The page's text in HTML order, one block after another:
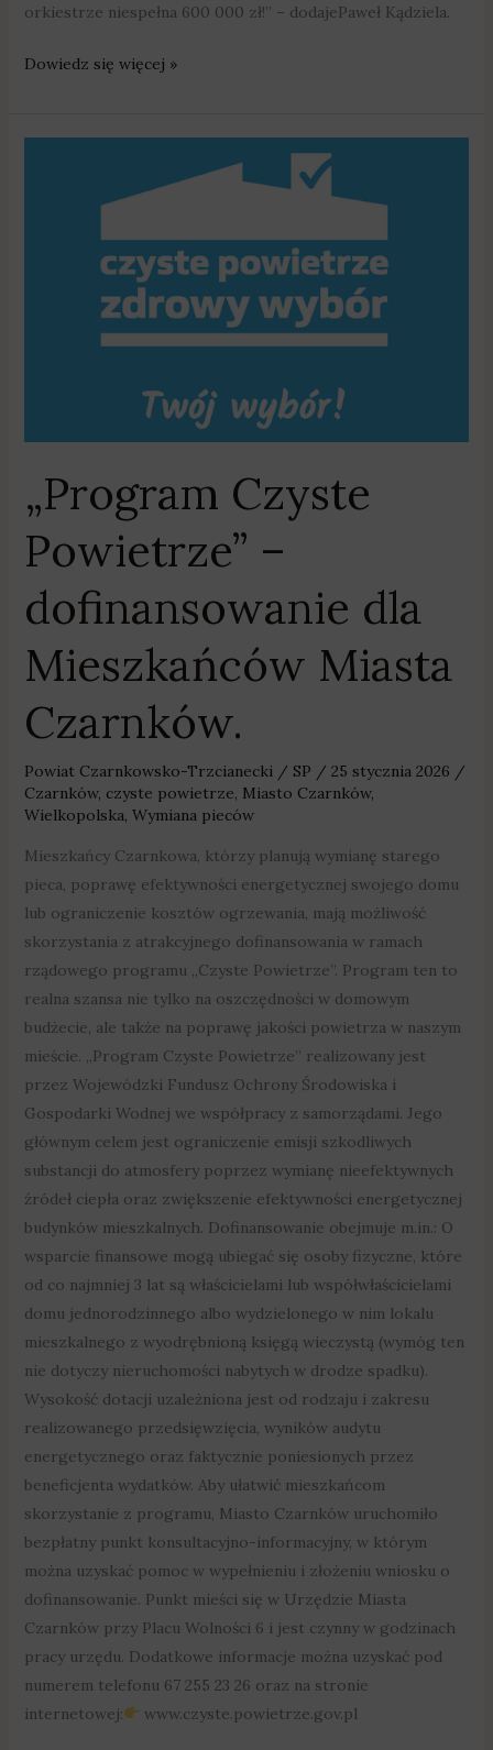
orkiestrze niespełna 600 000 zł!” – dodajePaweł Kądziela.
Dowiedz się więcej »
„Program Czyste
Powietrze” –
dofinansowanie dla
Mieszkańców Miasta
Czarnków.
Powiat Czarnkowsko-Trzcianecki / SP / 25 stycznia 2026 /
Czarnków, czyste powietrze Miasto Czarnków,
Wielkopolska Wymiana pieców
Mieszkańcy Czarnkowa, którzy planują wymianę starego
pieca, poprawę efektywności energetycznej swojego domu
lub ograniczenie kosztów ogrzewania, mają możliwość
skorzystania z atrakcyjnego dofinansowania w ramach
rządowego programu „Czyste Powietrze”. Program ten to
realna szansa nie tylko na oszczędności w domowym
budżecie, ale także na poprawę jakości powietrza w naszym
mieście. „Program Czyste Powietrze” realizowany jest
przez Wojewódzki Fundusz Ochrony Środowiska i
Gospodarki Wodnej we współpracy z samorządami. Jego
głównym celem jest ograniczenie emisji szkodliwych
substancji do atmosfery poprzez wymianę nieefektywnych
źródeł ciepła oraz zwiększenie efektywności energetycznej
budynków mieszkalnych. Dofinansowanie obejmuje m.in.: O
wsparcie finansowe mogą ubiegać się osoby fizyczne, które
od co najmniej 3 lat są właścicielami lub współwłaścicielami
domu jednorodzinnego albo wydzielonego w nim lokalu
mieszkalnego z wyodrębnioną księgą wieczystą (wymóg ten
nie dotyczy nieruchomości nabytych w drodze spadku).
Wysokość dotacji uzależniona jest od rodzaju i zakresu
realizowanego przedsięwzięcia, wyników audytu
energetycznego oraz faktycznie poniesionych przez
beneficjenta wydatków. Aby ułatwić mieszkańcom
skorzystanie z programu, Miasto Czarnków uruchomiło
bezpłatny punkt konsultacyjno-informacyjny, w którym
można uzyskać pomoc w wypełnieniu i złożeniu wniosku o
dofinansowanie. Punkt mieści się w Urzędzie Miasta
Czarnków przy Placu Wolności 6 i jest czynny w godzinach
pracy urzędu. Dodatkowe informacje można uzyskać pod
numerem telefonu 67 255 23 26 oraz na stronie
internetowej:
www.czyste.powietrze.gov.pl
Powietrze”
dofinansowanie
Mieszkańców